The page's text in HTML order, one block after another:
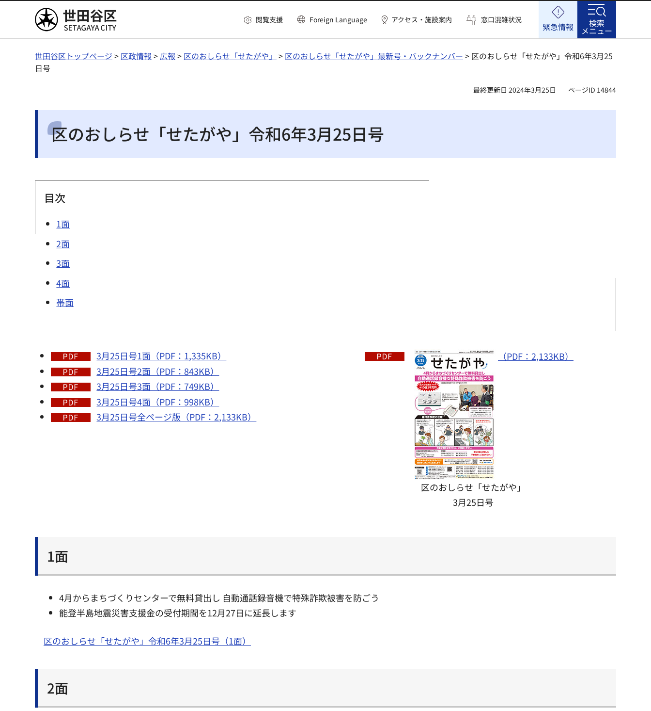
世田谷区 閲覧支援 Foreign Language アクセス・施設案内 窓口混雑状況
緊急情報 検索
メニュー
世田谷区トップページ > 区政情報 > 広報 > 区のおしらせ「せたがや」 > 区のおしらせ「せたがや」最新号・バックナンバー > 区のおしらせ「せたがや」令和6年3月25
日号
最終更新日 2024年3月25日 ページID 14844
区のおしらせ「せたがや」令和6年3月25日号
目次
1面
2面
3面
4面
帯面
3月25日号1面（PDF：1,335KB）
3月25日号2面（PDF：843KB）
3月25日号3面（PDF：749KB）
3月25日号4面（PDF：998KB）
3月25日号全ページ版（PDF：2,133KB）
（PDF：2,133KB）
区のおしらせ「せたがや」
3月25日号
1面
4月からまちづくりセンターで無料貸出し 自動通話録音機で特殊詐欺被害を防ごう
能登半島地震災害支援金の受付期間を12月27日に延長します
区のおしらせ「せたがや」令和6年3月25日号（1面）
2面